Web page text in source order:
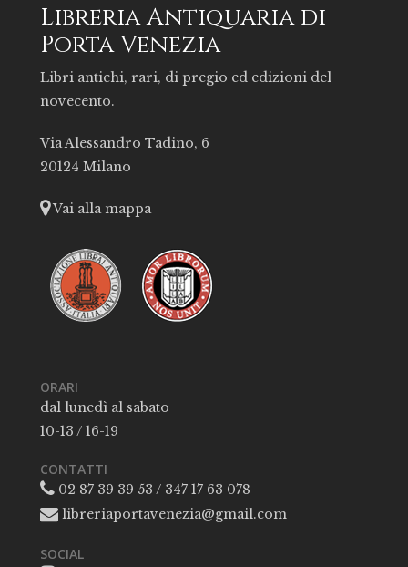
Libreria Antiquaria di
Porta Venezia
Libri antichi, rari, di pregio ed edizioni del
novecento.
Via Alessandro Tadino, 6
20124 Milano
Vai alla mappa
ORARI
dal lunedì al sabato
10-13 / 16-19
CONTATTI
02 87 39 39 53 / 347 17 63 078
libreriaportavenezia@gmail.com
SOCIAL